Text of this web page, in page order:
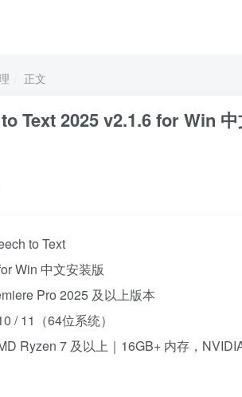
正文
Text 2025 v2.1.6 for Win
to Text
Win 中文安装版
Pro 2025 及以上版本
/ 11（64位系统）
Ryzen 7 及以上｜16GB+ 内存，